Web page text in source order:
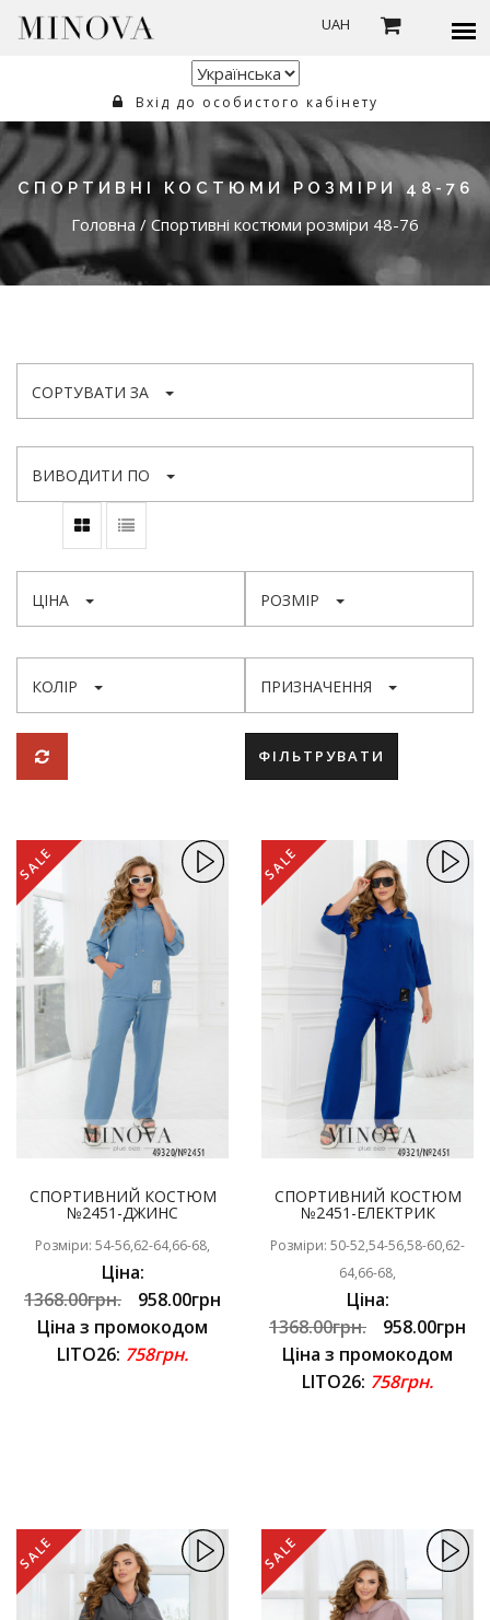
UAH
Вхід до особистого кабінету
СПОРТИВНІ КОСТЮМИ РОЗМІРИ 48-76
Головна / Спортивні костюми розміри 48-76
СОРТУВАТИ ЗА
ВИВОДИТИ ПО
ЦІНА РОЗМІР
КОЛІР ПРИЗНАЧЕННЯ
ФІЛЬТРУВАТИ
SALE
СПОРТИВНИЙ КОСТЮМ
№2451-ДЖИНС
Розміри: 54-56,62-64,66-68,
Ціна:
1368.00грн.
958.00грн
Ціна з промокодом
LITO26: 758грн.
SALE
СПОРТИВНИЙ КОСТЮМ
№2451-ЕЛЕКТРИК
Розміри: 50-52,54-56,58-60,62-
64,66-68,
Ціна:
1368.00грн.
958.00грн
Ціна з промокодом
LITO26: 758грн.
SALE SALE